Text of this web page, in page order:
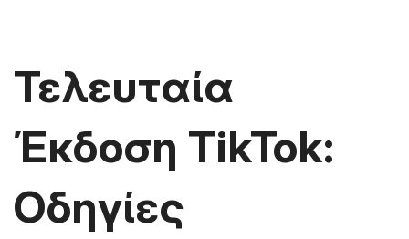
Τελευταία
Έκδοση TikTok:
Οδηγίες